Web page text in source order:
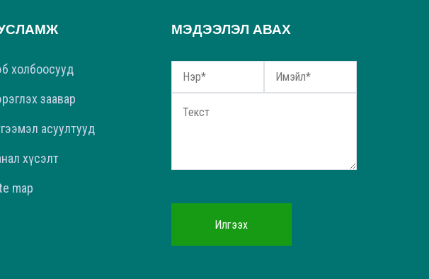
холбоосууд
заавар
асуултууд
хүсэлт
map
МЭДЭЭЛЭЛ АВАХ
Илгээх